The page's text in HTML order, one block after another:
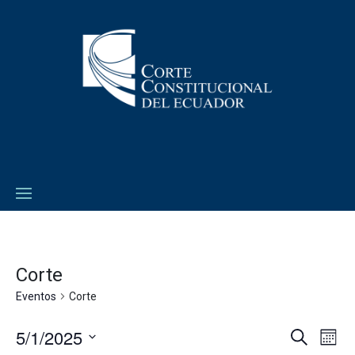
Corte
Eventos Corte
Buscar
Mes
5/1/2025